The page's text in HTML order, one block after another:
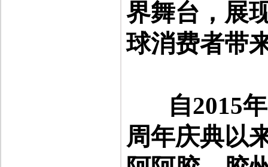
界舞台，展
球消费者带
自2015
周年庆典以